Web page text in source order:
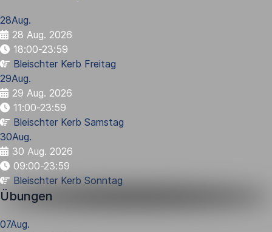
28Aug.
28 Aug. 2026
18:00-23:59
Bleischter Kerb Freitag
29Aug.
29 Aug. 2026
11:00-23:59
Bleischter Kerb Samstag
30Aug.
30 Aug. 2026
09:00-23:59
Bleischter Kerb Sonntag
Übungen
07Aug.